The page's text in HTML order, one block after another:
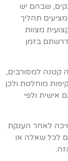
שבהם יש
תהליך
מצוות
בזמן
קטנה למסורבים,
מוחלטת ולכן
אישית ולפי
לאחר הענקת
לכל שאלה או